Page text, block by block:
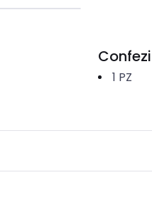
1 PZ